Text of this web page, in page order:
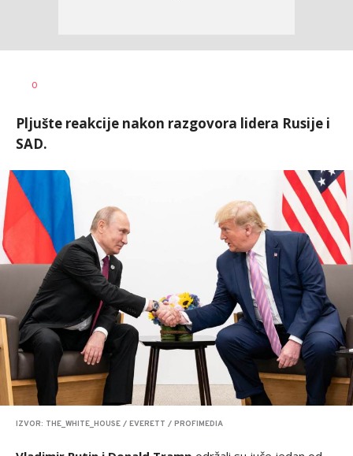
AUTOR
0
Pljušte reakcije nakon razgovora lidera Rusije i
SAD.
IZVOR: THE_WHITE_HOUSE / EVERETT / PROFIMEDIA